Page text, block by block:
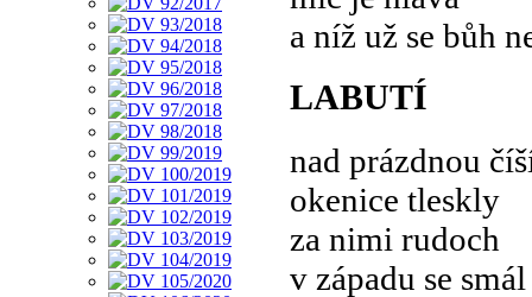
a níž už se bůh
LABUTÍ
nad prázdnou
okenice tleskly
za nimi rudoch
v západu se smál